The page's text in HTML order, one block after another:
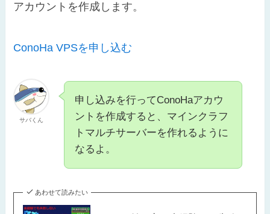
アカウントを作成します。
ConoHa VPSを申し込む
サバくん
申し込みを行ってConoHaアカウ
ントを作成すると、マインクラフ
トマルチサーバーを作れるように
なるよ。
あわせて読みたい